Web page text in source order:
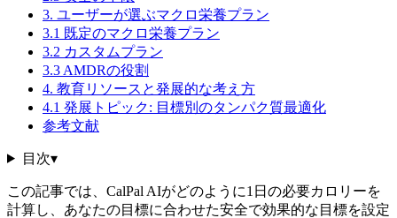
3. ユーザーが選ぶマクロ栄養プラン
3.1 既定のマクロ栄養プラン
3.2 カスタムプラン
3.3 AMDRの役割
4. 教育リソースと発展的な考え方
4.1 発展トピック: 目標別のタンパク質最適化
参考文献
目次▾
この記事では、CalPal AIがどのように1日の必要カロリーを
計算し、あなたの目標に合わせた安全で効果的な目標を設定